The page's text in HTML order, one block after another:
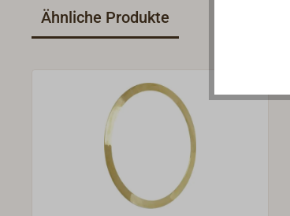
Ähnliche Produkte